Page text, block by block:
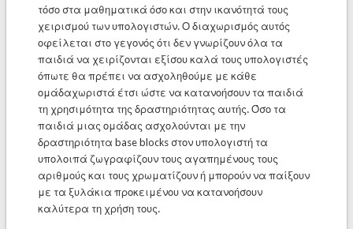
τόσο στα μαθηματικά όσο και στην ικανότητά τους
χειρισμού των υπολογιστών. Ο διαχωρισμός αυτός
οφείλεται στο γεγονός ότι δεν γνωρίζουν όλα τα
παιδιά να χειρίζονται εξίσου καλά τους υπολογιστές
όπωτε θα πρέπει να ασχοληθούμε με κάθε
ομάδαχωριστά έτσι ώστε να κατανοήσουν τα παιδιά
τη χρησιμότητα της δραστηριότητας αυτής. Όσο τα
παιδιά μιας ομάδας ασχολούνται με την
δραστηριότητα base blocks στον υπολογιστή τα
υπολοιπά ζωγραφίζουν τους αγαπημένους τους
αριθμούς και τους χρωματίζουν ή μπορούν να παίξουν
με τα ξυλάκια προκειμένου να κατανοήσουν
καλύτερα τη χρήση τους.